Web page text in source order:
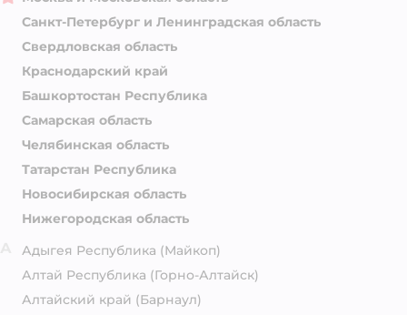
Санкт-Петербург и Ленинградская область
Свердловская область
Краснодарский край
Башкортостан Республика
Самарская область
Челябинская область
Татарстан Республика
Новосибирская область
Нижегородская область
Адыгея Республика (Майкоп)
Алтай Республика (Горно-Алтайск)
Алтайский край (Барнаул)